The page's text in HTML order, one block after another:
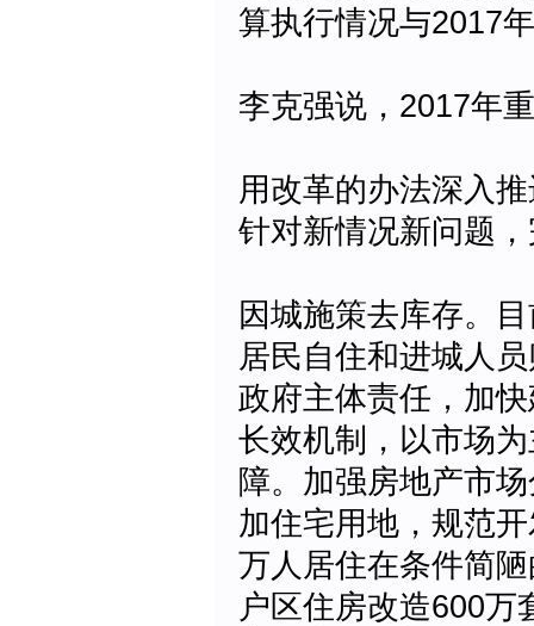
算执行情况与2017
李克强说，2017年
用改革的办法深入
针对新情况新问题
因城施策去库存。
居民自住和进城人
政府主体责任，加
长效机制，以市场
障。加强房地产市
加住宅用地，规范
万人居住在条件简
户区住房改造600万